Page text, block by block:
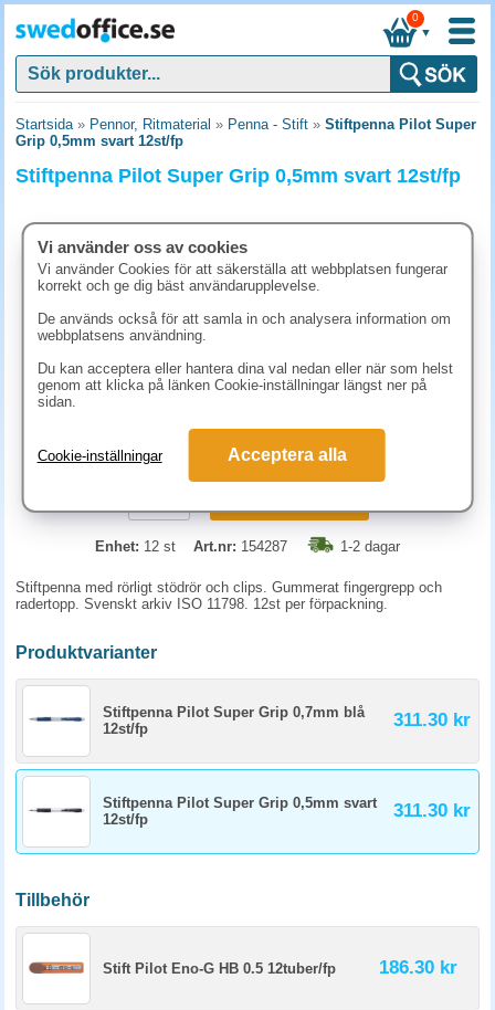
▼
0
Startsida» Pennor, Ritmaterial » Penna - Stift » Stiftpenna Pilot Super
Grip 0,5mm svart 12st/fp
Stiftpenna Pilot Super Grip 0,5mm svart 12st/fp
311.30 kr (inkl. moms)
Enhet: 12 st Art.nr: 154287 1-2 dagar
Stiftpenna med rörligt stödrör och clips. Gummerat fingergrepp och
radertopp. Svenskt arkiv ISO 11798. 12st per förpackning.
Produktvarianter
Stiftpenna Pilot Super Grip 0,7mm blå
12st/fp
311.30 kr
Stiftpenna Pilot Super Grip 0,5mm svart
12st/fp
311.30 kr
Tillbehör
Stift Pilot Eno-G HB 0.5 12tuber/fp 186.30 kr
Vi använder oss av cookies
Vi använder Cookies för att säkerställa att webbplatsen fungerar
korrekt och ge dig bäst användarupplevelse.
De används också för att samla in och analysera information om
webbplatsens användning.
Du kan acceptera eller hantera dina val nedan eller när som helst
genom att klicka på länken Cookie-inställningar längst ner på
sidan.
Cookie-inställningar Acceptera alla